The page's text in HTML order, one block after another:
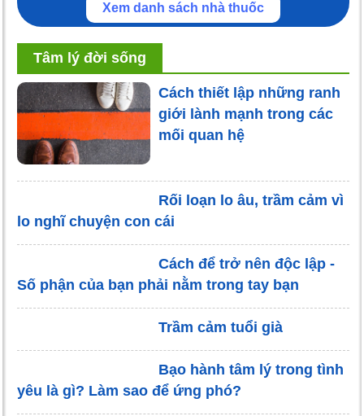
Xem danh sách nhà thuốc
Tâm lý đời sống
Cách thiết lập những ranh
giới lành mạnh trong các
mối quan hệ
Rối loạn lo âu, trầm cảm vì
lo nghĩ chuyện con cái
Cách để trở nên độc lập -
Số phận của bạn phải nằm trong tay bạn
Trầm cảm tuổi già
Bạo hành tâm lý trong tình
yêu là gì? Làm sao để ứng phó?